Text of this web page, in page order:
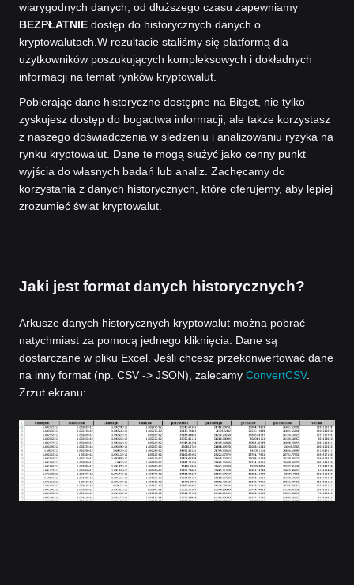
wiarygodnych danych, od dłuższego czasu zapewniamy
BEZPŁATNIE dostęp do historycznych danych o
kryptowalutach. W rezultacie staliśmy się platformą dla
użytkowników poszukujących kompleksowych i dokładnych
informacji na temat rynków kryptowalut.
Pobierając dane historyczne dostępne na Bitget, nie tylko
zyskujesz dostęp do bogactwa informacji, ale także korzystasz
z naszego doświadczenia w śledzeniu i analizowaniu ryzyka na
rynku kryptowalut. Dane te mogą służyć jako cenny punkt
wyjścia do własnych badań lub analiz. Zachęcamy do
korzystania z danych historycznych, które oferujemy, aby lepiej
zrozumieć świat kryptowalut.
Jaki jest format danych historycznych?
Arkusze danych historycznych kryptowalut można pobrać
natychmiast za pomocą jednego kliknięcia. Dane są
dostarczane w pliku Excel. Jeśli chcesz przekonwertować dane
na inny format (np. CSV -> JSON), zalecamy ConvertCSV.
Zrzut ekranu: